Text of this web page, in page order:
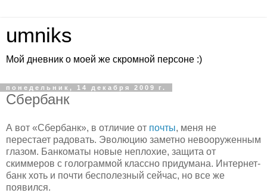
umniks
Мой дневник о моей же скромной персоне :)
понедельник, 14 декабря 2009 г.
Сбербанк
А вот «Сбербанк», в отличие от почты, меня не
перестает радовать. Эволюцию заметно невооруженным
глазом. Банкоматы новые неплохие, защита от
скиммеров с голограммой классно придумана. Интернет-
банк хоть и почти бесполезный сейчас, но все же
появился.